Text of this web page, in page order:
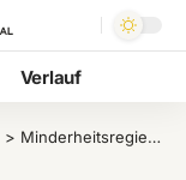
Verlauf
> Minderheitsregierung Sachsen 2024 Analyse: Ein Jahr Politik im Fokus